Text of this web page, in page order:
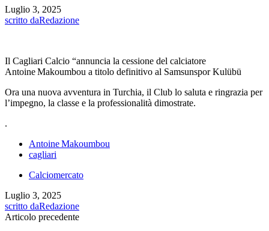
Luglio 3, 2025
scritto daRedazione
Il Cagliari Calcio “annuncia la cessione del calciatore
Antoine Makoumbou a titolo definitivo al Samsunspor Kulübü
Ora una nuova avventura in Turchia, il Club lo saluta e ringrazia per
l’impegno, la classe e la professionalità dimostrate.
.
Antoine Makoumbou
cagliari
Calciomercato
Luglio 3, 2025
scritto daRedazione
Articolo precedente